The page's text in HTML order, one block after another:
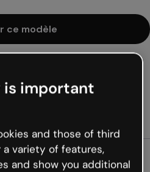
ce modèle
en ligne
formats
is important
and those of third
variety of features,
and show you additional